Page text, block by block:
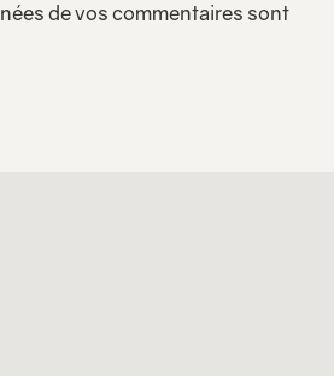
de vos commentaires sont